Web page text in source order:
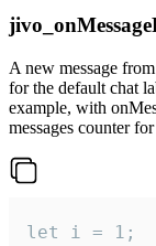
A new message
for the default chat
example, with
messages counter
let i = 1;